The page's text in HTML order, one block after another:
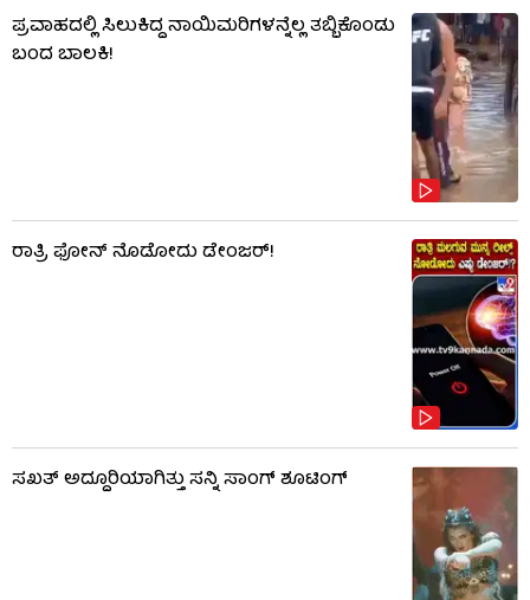
ಪ್ರವಾಹದಲ್ಲಿ ಸಿಲುಕಿದ್ದ ನಾಯಿಮರಿಗಳನ್ನೆಲ್ಲ ತಬ್ಬಿಕೊಂಡು
ಬಂದ ಬಾಲಕಿ!
ರಾತ್ರಿ ಫೋನ್​​ ನೊಡೋದು ಡೇಂಜರ್!
ಸಖತ್ ಅದ್ದೂರಿಯಾಗಿತ್ತು ಸನ್ನಿ ಸಾಂಗ್ ಶೂಟಿಂಗ್